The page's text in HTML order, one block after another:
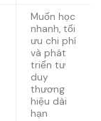
Muốn học
nhanh, tối
ưu chi phí
và phát
triển tư
duy
thương
hiệu dài
hạn